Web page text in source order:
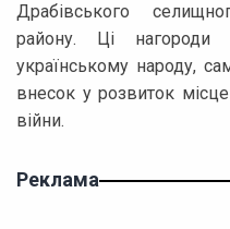
Драбівського
району. Ці нагороди
українському народу,
внесок у розвиток
війни.
Реклама